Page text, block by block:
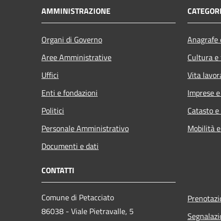
AMMINISTRAZIONE
Organi di Governo
Aree Amministrative
Uffici
Enti e fondazioni
Politici
Personale Amministrativo
Documenti e dati
Cultura
Vita
Imprese
Catasto
Mobilità
CONTATTI
Comune di Petacciato
86038 - Viale Pietravalle, 5